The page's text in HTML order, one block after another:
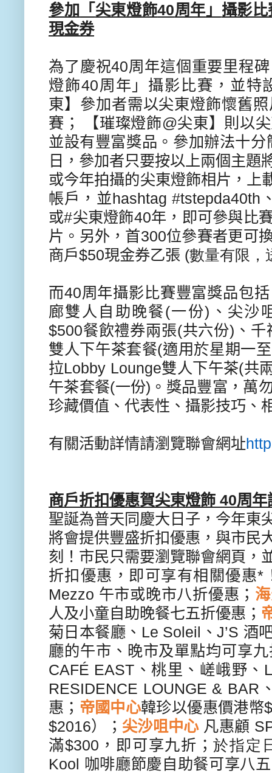
參加 「 尖東燈飾40周年」 攝影
現金券
為了慶祝40周年這個重要里程
燈飾40周年」攝影比賽，並特
東】 參加者需以尖東燈飾懷舊
賽；
【璀璨燈飾@尖東】則以
並設有豐富獎品。參加辦法十
日， 參加者只要按以上兩個主題
或今年拍攝的尖東燈飾相片，上
帳戶，並hashtag #tstepda40th
或#尖東燈飾40年，即可參與比
片。另外，首300位參賽者更可
商戶$50現金券乙張 (數量有限，
而40周年攝影比賽豐富獎品包
廊雙人自助晚餐(一份) 、 尖沙
$500餐飲禮券兩張(共六份) 、
雙人下午茶套餐(適用於星期一
拉Lobby Lounge雙人下午茶(共
午茶套餐(一份) 。獎品豐富，萬
珍藏價值、代表性、攝影技巧、
有關活動詳情請瀏覽聯會網址
商戶折扣優惠賀尖東燈飾 40周年
聖誕為普天同慶大日子， 今年東
將會提供豐盛折扣優惠， 與市民
刻！ 市民只需要瀏覽聯會網頁，
折扣優惠，即可享有相關優惠*
Mezzo 午市或晚市八折優惠；
人及小童自助晚餐七五折優惠；
菊日本餐廳、 Le Soleil 、J’S 酒
廳的午市、晚市及單點均可享
CAFÉ EAST 、桃里、嵯峨野、
RESIDENCE LOUNGE & BAR
惠； 帝國中心韓珍以優惠價港幣$
$2016）； 尖沙咀中心 凡惠顧
滿$300 ，即可享九折； 於指定
Kool 咖啡廳節慶自助餐可享八